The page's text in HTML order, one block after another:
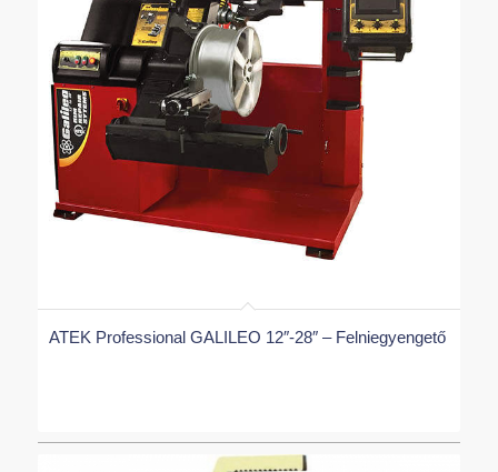
ATEK Professional GALILEO 12″-28″ – Felniegyengető